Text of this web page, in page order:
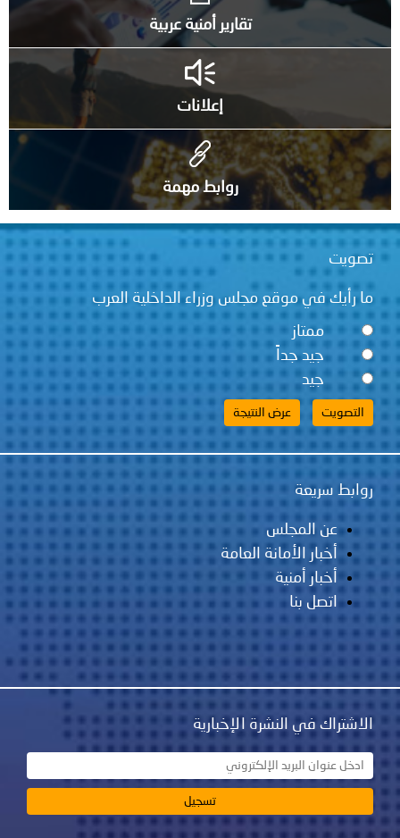
تقارير أمنية عربية
إعلانات
روابط مهمة
تصويت
ما رأيك في موقع مجلس وزراء الداخلية العرب
ممتاز
جيد جداً
جيد
روابط سريعة
عن المجلس
أخبار الأمانة العامة
أخبار أمنية
اتصل بنا
الاشتراك في النشرة الإخبارية